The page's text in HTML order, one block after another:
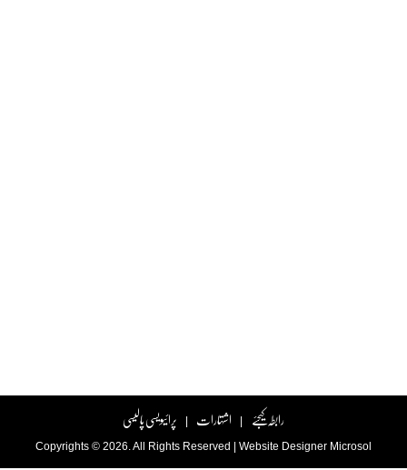
رابطہ کیجئے | اشتہارات | پرائیویسی پالیسی
Copyrights © 2026. All Rights Reserved | Website Designer Microsol